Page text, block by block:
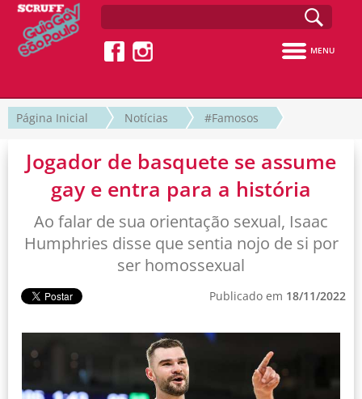
MENU
Página Inicial Notícias #Famosos
Jogador de basquete se assume
gay e entra para a história
Ao falar de sua orientação sexual, Isaac
Humphries disse que sentia nojo de si por
ser homossexual
Publicado em 18/11/2022